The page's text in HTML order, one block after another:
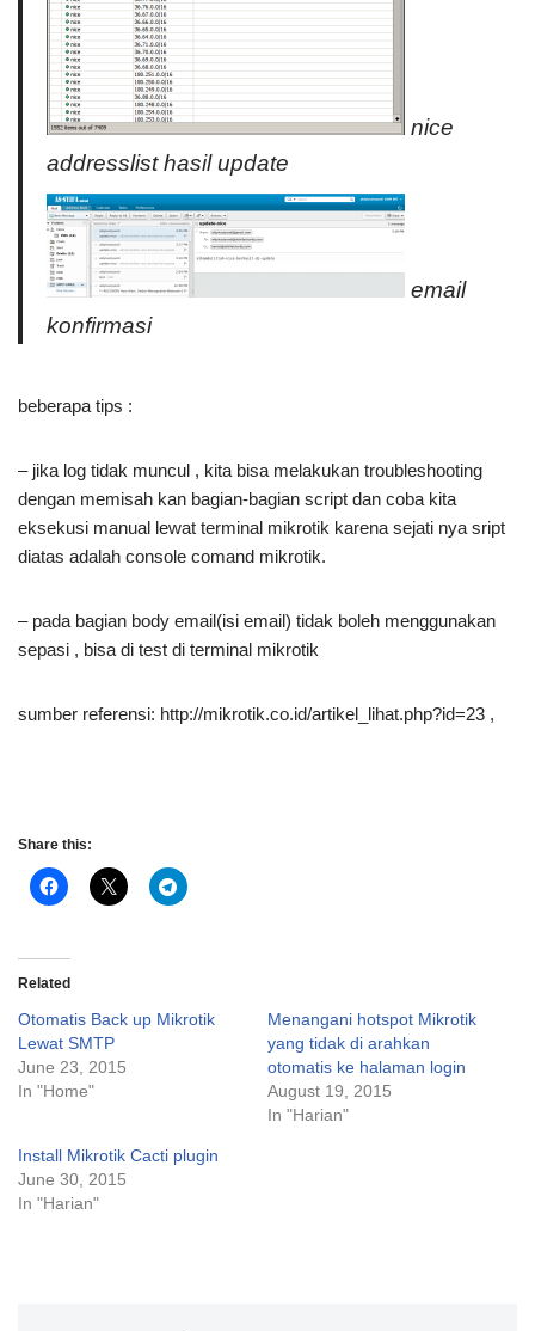
nice
addresslist hasil update
email
konfirmasi
beberapa tips :
– jika log tidak muncul , kita bisa melakukan troubleshooting
dengan memisah kan bagian-bagian script dan coba kita
eksekusi manual lewat terminal mikrotik karena sejati nya sript
diatas adalah console comand mikrotik.
– pada bagian body email(isi email) tidak boleh menggunakan
sepasi , bisa di test di terminal mikrotik
sumber referensi: http://mikrotik.co.id/artikel_lihat.php?id=23 ,
Share this:
Related
Otomatis Back up Mikrotik
Lewat SMTP
June 23, 2015
In "Home"
Menangani hotspot Mikrotik
yang tidak di arahkan
otomatis ke halaman login
August 19, 2015
In "Harian"
Install Mikrotik Cacti plugin
June 30, 2015
In "Harian"